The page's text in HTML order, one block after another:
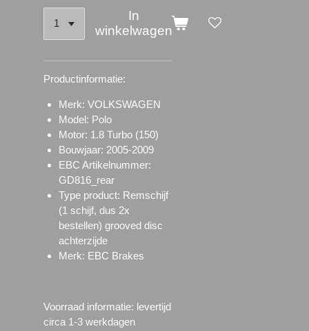
In
winkelwagen
Productinformatie:
Merk: VOLKSWAGEN
Model: Polo
Motor: 1.8 Turbo (150)
Bouwjaar: 2005-2009
EBC Artikelnummer:
GD816_rear
Type product: Remschijf
(1 schijf, dus 2x
bestellen) grooved disc
achterzijde
Merk: EBC Brakes
Voorraad informatie: levertijd
circa 1-3 werkdagen